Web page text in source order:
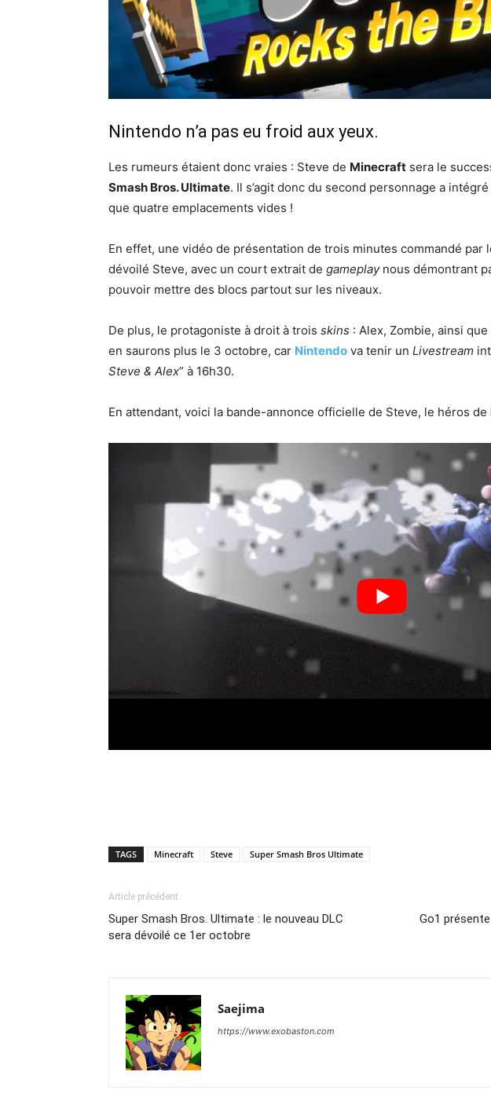
Nintendo n’a pas eu froid aux yeux.
Les rumeurs étaient donc vraies : Steve de Minecraft sera le
Smash Bros. Ultimate. Il s’agit donc du second personnage a intégré
que quatre emplacements vides !
En effet, une vidéo de présentation de trois minutes commandé par
dévoilé Steve, avec un court extrait de gameplaynous démontrant
pouvoir mettre des blocs partout sur les niveaux.
De plus, le protagoniste à droit à trois skins : Alex, Zombie, ainsi
en saurons plus le 3 octobre, car Nintendo va tenir un Livestream
Steve & Alex” à 16h30.
En attendant, voici la bande-annonce officielle de Steve, le héros de
TAGS Minecraft Steve Super Smash Bros Ultimate
Article précédent
Super Smash Bros. Ultimate : le nouveau DLC
sera dévoilé ce 1er octobre
Go1
Saejima
https://www.exobaston.com